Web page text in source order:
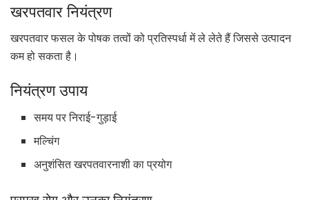
खरपतवार नियंत्रण
खरपतवार फसल के पोषक तत्वों को प्रतिस्पर्धा में ले लेते हैं जिससे उत्पादन
कम हो सकता है।
नियंत्रण उपाय
समय पर निराई-गुड़ाई
मल्चिंग
अनुशंसित खरपतवारनाशी का प्रयोग